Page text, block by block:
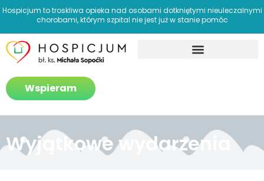
Hospicjum to troskliwa opieka nad osobami dotkniętymi nieuleczalnymi
chorobami, którym szpital nie jest już w stanie pomóc
Wspieram
Wyjątkowe wydarzenia